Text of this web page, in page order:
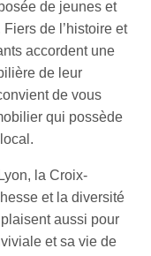
de jeunes et
de l’histoire et
accordent une
de leur
de vous
qui possède
la Croix-
et la diversité
aussi pour
et sa vie de